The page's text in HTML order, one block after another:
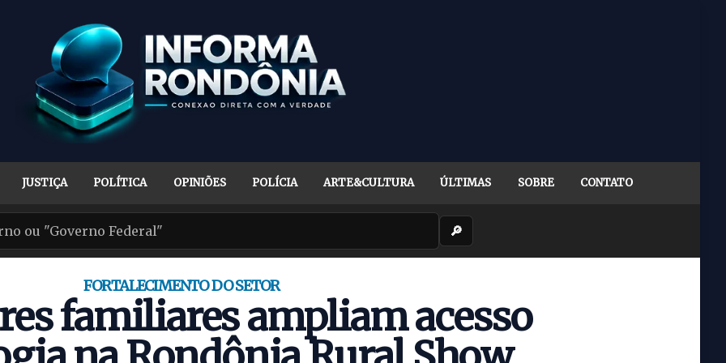
JUSTIÇA POLÍTICA OPINIÕES POLÍCIA ARTE&CULTURA ÚLTIMAS SOBRE CONTATO
🔎
FORTALECIMENTO DO SETOR
familiares ampliam acesso